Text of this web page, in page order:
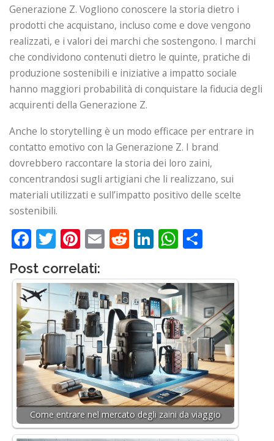
Generazione Z. Vogliono conoscere la storia dietro i
prodotti che acquistano, incluso come e dove vengono
realizzati, e i valori dei marchi che sostengono. I marchi
che condividono contenuti dietro le quinte, pratiche di
produzione sostenibili e iniziative a impatto sociale
hanno maggiori probabilità di conquistare la fiducia degli
acquirenti della Generazione Z.
Anche lo storytelling è un modo efficace per entrare in
contatto emotivo con la Generazione Z. I brand
dovrebbero raccontare la storia dei loro zaini,
concentrandosi sugli artigiani che li realizzano, sui
materiali utilizzati e sull’impatto positivo delle scelte
sostenibili.
Facebook
Twitter
Pinterest
EmailReddit
LinkedIn
WhatsApp
Post correlati:
Come entrare nel mercato degli zaini da viaggio